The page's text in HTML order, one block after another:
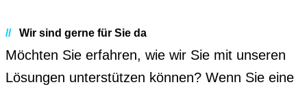
// Wir sind gerne für Sie da
Möchten Sie erfahren, wie wir Sie mit unseren
Lösungen unterstützen können? Wenn Sie eine